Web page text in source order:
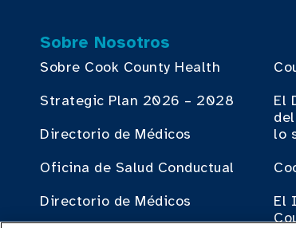
Sobre Nosotros
Sobre Cook County Health
Strategic Plan 2026 – 2028
Directorio de Médicos
Oficina de Salud Conductual
Directorio de Médicos
El
lo
El